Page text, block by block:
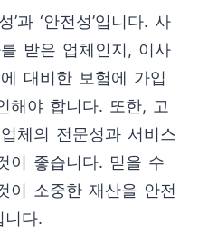
’과 ‘안전성’입니다. 사
받은 업체인지, 이사
대비한 보험에 가입
해야 합니다. 또한, 고
체의 전문성과 서비스
이 좋습니다. 믿을 수
이 소중한 재산을 안전
니다.